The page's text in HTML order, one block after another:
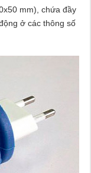
mm), chứa đầy
ở các thông số